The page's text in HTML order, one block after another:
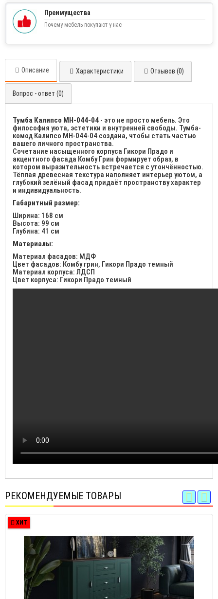
Преимущества
Почему мебель покупают у нас
Описание Характеристики Отзывов (0)
Вопрос - ответ (0)
Тумба Калипсо МН-044-04 - это не просто мебель. Это
философия уюта, эстетики и внутренней свободы. Тумба-
комод Калипсо МН-044-04 создана, чтобы стать частью
вашего личного пространства.
Сочетание насыщенного корпуса Гикори Прадо и
акцентного фасада Комбу Грин формирует образ, в
котором выразительность встречается с утончённостью.
Тёплая древесная текстура наполняет интерьер уютом, а
глубокий зелёный фасад придаёт пространству характер
и индивидуальность.
Габаритный размер:
Ширина: 168 см
Высота: 99 см
Глубина: 41 см
Материалы:
Материал фасадов: МДФ
Цвет фасадов: Комбу грин, Гикори Прадо темный
Материал корпуса: ЛДСП
Цвет корпуса: Гикори Прадо темный
РЕКОМЕНДУЕМЫЕ ТОВАРЫ
ХИТ